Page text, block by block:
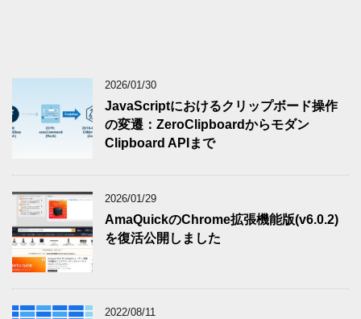
2026/01/30
JavaScriptにおけるクリップボード操作
の変遷：ZeroClipboardからモダン
Clipboard APIまで
2026/01/29
AmaQuickのChrome拡張機能版(v6.0.2)
を復活公開しました
2022/08/11